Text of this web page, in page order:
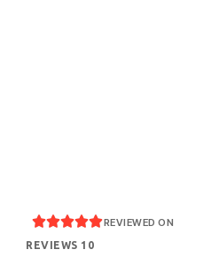
REVIEWED ON





10 REVIEWS